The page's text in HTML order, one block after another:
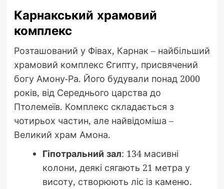
Карнакський храмовий
комплекс
Розташований у Фівах, Карнак – найбільший
храмовий комплекс Єгипту, присвячений
богу Амону-Ра. Його будували понад 2000
років, від Середнього царства до
Птолемеїв. Комплекс складається з
чотирьох частин, але найвідоміша –
Великий храм Амона.
Гіпотральний зал: 134 масивні
колони, деякі сягають 21 метра у
висоту, створюють ліс із каменю.